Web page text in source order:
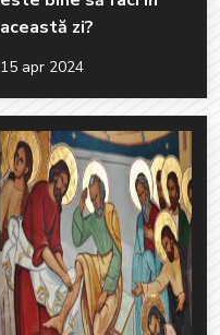
această zi?
15 apr 2024